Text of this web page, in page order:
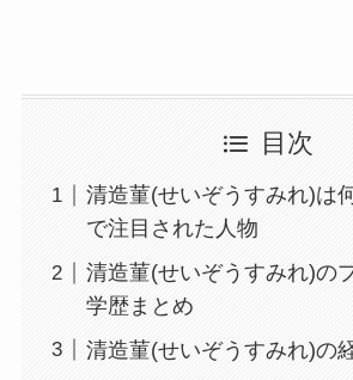
目次
清造菫(せいぞうすみれ)は
で注目された人物
清造菫(せいぞうすみれ)の
学歴まとめ
清造菫(せいぞうすみれ)の